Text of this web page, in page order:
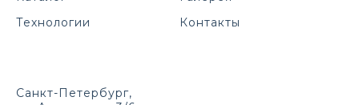
Технологии
Контакты
Санкт-Петербург,